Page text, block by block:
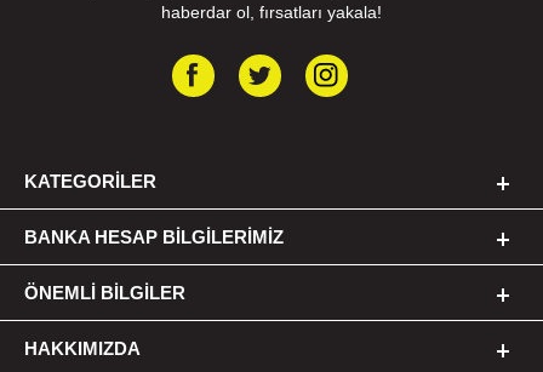
haberdar ol, fırsatları yakala!
KATEGORILER
BANKA HESAP BILGILERIMIZ
ÖNEMLI BILGILER
HAKKIMIZDA